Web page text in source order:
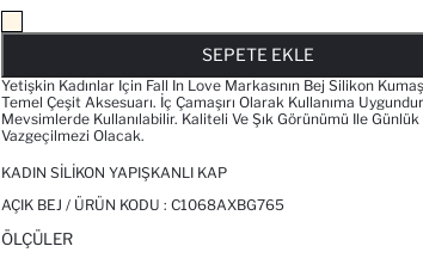
SEPETE EKLE
Yetişkin Kadınlar Için Fall In Love Markasının Bej Silikon
Temel Çeşit Aksesuarı. İç Çamaşırı Olarak Kullanıma
Mevsimlerde Kullanılabilir. Kaliteli Ve Şık Görünümü Ile
Vazgeçilmezi Olacak.
KADIN SILIKON YAPIŞKANLI KAP
AÇIK BEJ / ÜRÜN KODU : C1068AXBG765
ÖLÇÜLER